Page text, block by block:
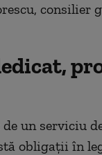
consilier
un serviciu
obligații în